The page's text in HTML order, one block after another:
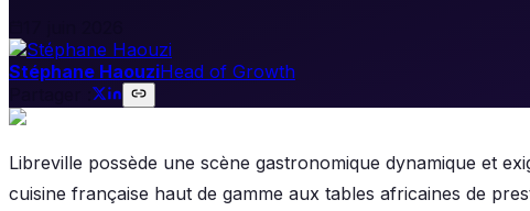
Stéphane HaouziHead of Growth
Libreville possède une scène gastronomique dynamique et
cuisine française haut de gamme aux tables africaines de